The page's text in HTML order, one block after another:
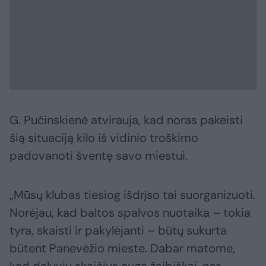
G. Pučinskienė atvirauja, kad noras pakeisti
šią situaciją kilo iš vidinio troškimo
padovanoti šventę savo miestui.
„Mūsų klubas tiesiog išdrįso tai suorganizuoti.
Norėjau, kad baltos spalvos nuotaika – tokia
tyra, skaisti ir pakylėjanti – būtų sukurta
būtent Panevėžio mieste. Dabar matome,